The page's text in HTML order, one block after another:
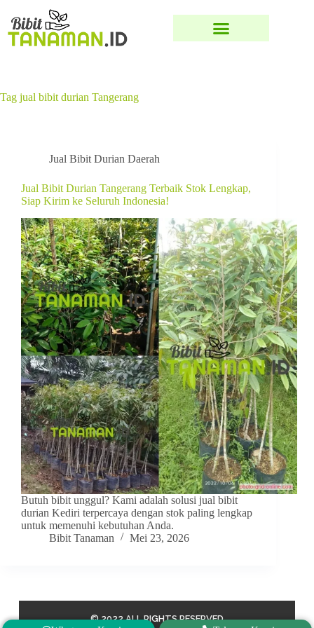
Tag jual bibit durian Tangerang
Jual Bibit Durian Daerah
Jual Bibit Durian Tangerang Terbaik Stok Lengkap,
Siap Kirim ke Seluruh Indonesia!
Butuh bibit unggul? Kami adalah solusi jual bibit
durian Kediri terpercaya dengan stok paling lengkap
untuk memenuhi kebutuhan Anda.
Bibit Tanaman
Mei 23, 2026
© 2022 ALL RIGHTS RESERVED